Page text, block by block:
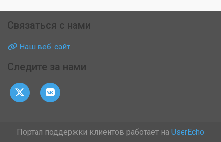
Связаться с нами
Наш веб-сайт
Следите за нами
Портал поддержки клиентов работает на UserEcho